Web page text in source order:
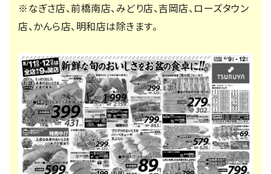
※なぎさ店、前橋南店、みどり店、吉岡店、ローズタウン
店、かんら店、明和店は除きます。